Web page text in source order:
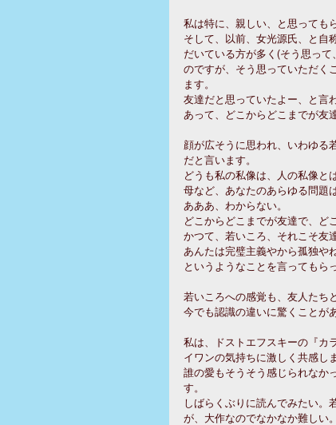
私は特に、親しい、と思っても
そして、以前、女光源氏、と自
だいている方が多く(そう思っ
のですが、そう思っていただく
ます。
友達だと思っていたよー、と言
あって、どこからどこまでが友
顔が広そうに思われ、いわゆる
だと言います。
どうも私の私像は、人の私像と
母など、あなたのあらゆる問題
あああ、わからない。
どこからどこまでが友達で、ど
かつて、若いころ、それこそ友
あんたは完璧主義やから孤独や
というようなことを言ってもら
若いころへの感覚も、友人たち
今でも認識の違いに驚くことが
私は、ドストエフスキーの『カ
イワンの気持ちに激しく共感しま
誰の愛もそうそう感じられなか
す。
しばらくぶりに読んでみたい。
が、大作なのでなかなか難しい。